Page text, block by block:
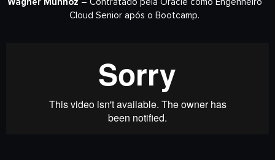
Cloud Senior após o Bootcamp.